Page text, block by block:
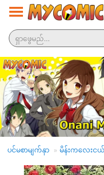
နောက်ဆုံး
ထွက်
လူကြ
ည့်
အများ
ဆုံး
အမျိုး
အစား
ပင်မစာမျက်နှာ မိန်းကလေးငယ်